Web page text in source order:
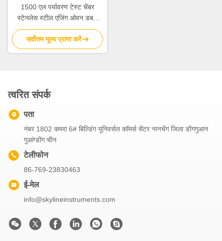
1500 एल पर्यावरण टेस्ट चेंबर
स्टेनलेस स्टील एजिंग ओवन डबल
दरवाजे के साथ
सर्वोत्तम मूल्य प्राप्त करें
त्वरित संपर्क
पता
नंबर 1802 कमरा 6# बिल्डिंग यूनिवर्सल कॉमर्स सेंटर नानचेंग जिला डोंगगुआन
गुआंग्डोंग चीन
टेलीफोन
86-769-23830463
ई-मेल
info@skylineinstruments.com